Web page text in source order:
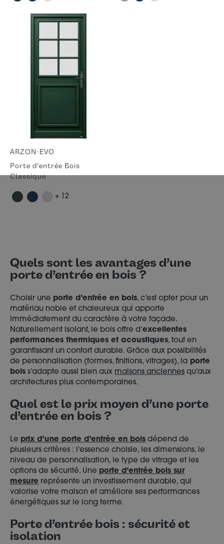
ARZON-EVO
Porte d'entrée Bois
Classique
+ 12
Quels sont les avantages d’une
porte d’entrée en bois ?
Choisir une porte d’entrée en bois, c’est opter pour un
matériau noble et chaleureux qui apporte
immédiatement du caractère à votre façade.
Naturellement isolant, le bois offre d’excellentes
performances thermiques et acoustiques, tout en
garantissant un confort durable. Grâce aux possibilités
de personnalisation (formes, finitions, vitrages), la porte
bois s’adapte aussi bien aux maisons anciennes qu’aux
architectures plus contemporaines.
Quel est le prix moyen d’une porte
d’entrée en bois ?
Le prix d’une porte d’entrée en bois dépend de
plusieurs critères : l’essence choisie, les dimensions, le
niveau de personnalisation, le type de vitrage et les
options de sécurité. Une porte d’entrée bois sur
mesure représente un investissement durable, qui
valorise votre maison et améliore ses performances
énergétiques sur le long terme.
Porte d’entrée bois : sécurité et
isolation